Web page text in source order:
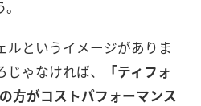
ルというイメージがありま
ゃなければ、
「ティフォ
方がコストパフォーマンス